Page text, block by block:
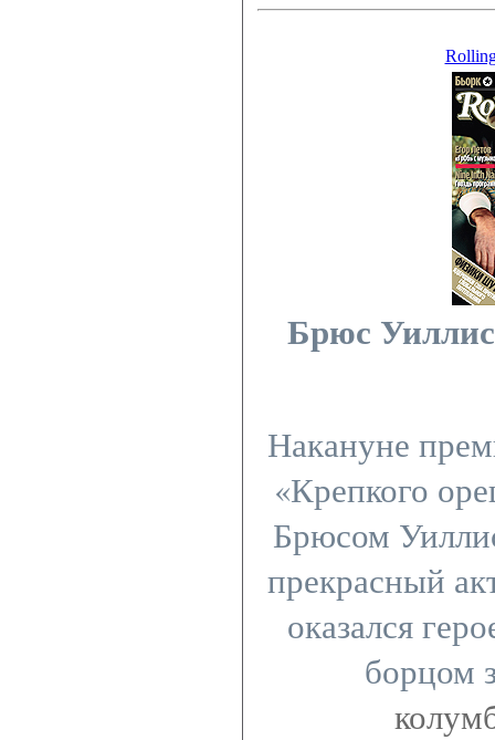
Брюс
Накануне
«Крепкого
Брюсом
прекрасный
оказался
борцом